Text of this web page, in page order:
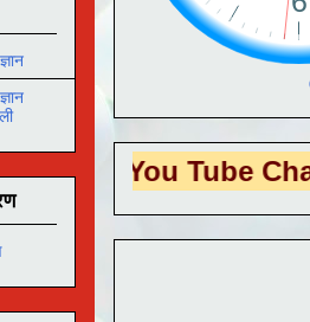
Tube Channel ला